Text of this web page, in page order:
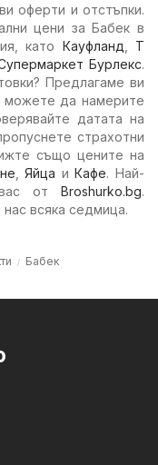
оферти и отстъпки.
цени за Бабек в
като Кауфланд
T
Бурлекс.
Предлагаме ви
можете да намерите
датата на
страхотни
също цените на
,Яйца иКафе. Най-
от Broshurko.bg.
всяка седмица.
Бабек